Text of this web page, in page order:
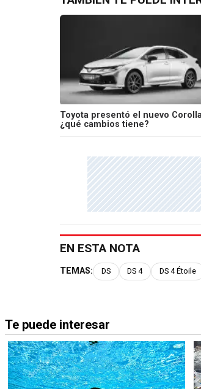
Toyota presentó el nuevo
¿qué cambios tiene?
EN ESTA NOTA
TEMAS: DS DS 4 DS 4 Étoile